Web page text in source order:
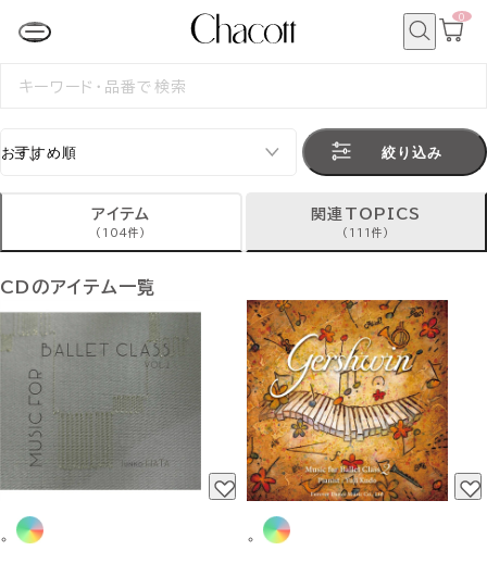
カ
0
検
絞り込み
アイテム
(104件)
関連TOPICS
(111件)
CDのアイテム一覧